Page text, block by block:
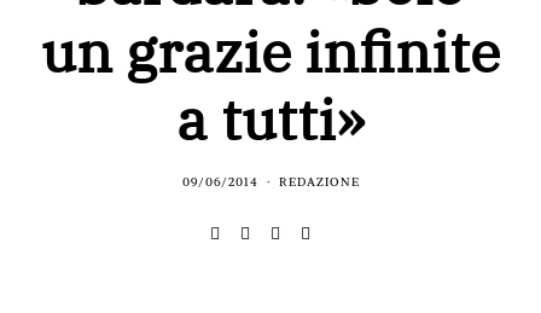
un grazie infinite
a tutti»
09/06/2014 REDAZIONE